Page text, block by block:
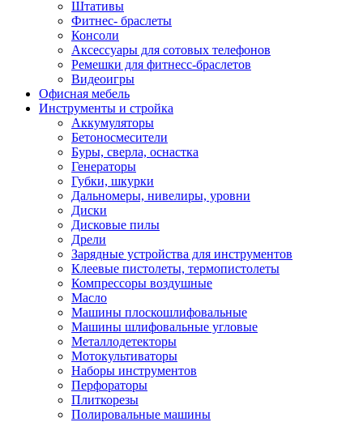
Штативы
Фитнес- браслеты
Консоли
Аксессуары для сотовых телефонов
Ремешки для фитнесс-браслетов
Видеоигры
Офисная мебель
Инструменты и стройка
Аккумуляторы
Бетоносмесители
Буры, сверла, оснастка
Генераторы
Губки, шкурки
Дальномеры, нивелиры, уровни
Диски
Дисковые пилы
Дрели
Зарядные устройства для инструментов
Клеевые пистолеты, термопистолеты
Компрессоры воздушные
Масло
Машины плоскошлифовальные
Машины шлифовальные угловые
Металлодетекторы
Мотокультиваторы
Наборы инструментов
Перфораторы
Плиткорезы
Полировальные машины